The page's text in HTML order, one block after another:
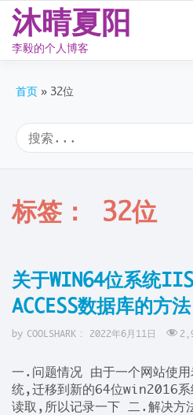
沐晴夏阳
李毅的个人博客
首页 32位
标签： 32位
关于WIN64位系统
ACCESS数据库的方法
by COOLSHARK : 2022年6月11日
一.问题情况 由于一个网站使
统,迁移到新的64位win2016
读取,所以记录一下 二.解决方